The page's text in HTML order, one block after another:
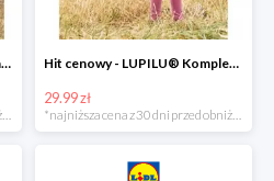
Hit cenowy - LUPILU® Bluza chłopięca w stylu college
*najniższa cena z 30 dni przed obniżką
Hit cenowy - LUPILU® Komplet dziewczęcy (sukienka + legginsy)
29.99 zł
*najniższa cena z 30 dni przed obniżką